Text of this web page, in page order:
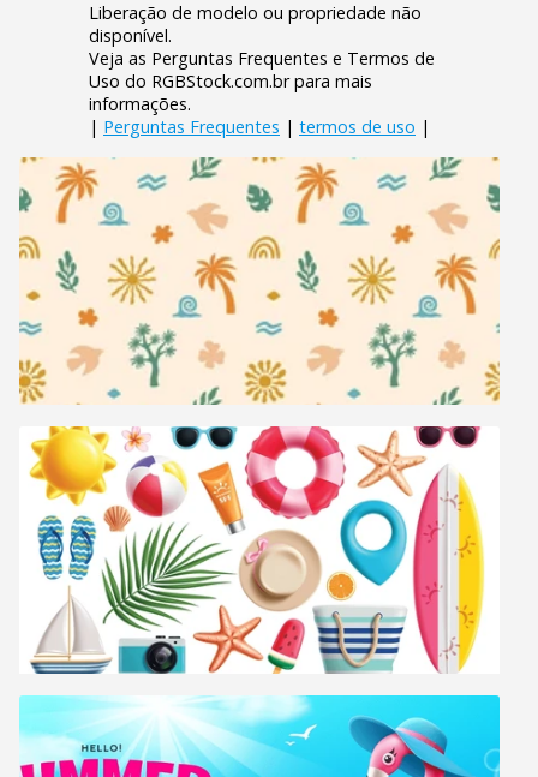
Liberação de modelo ou propriedade não
disponível.
Veja as Perguntas Frequentes e Termos de
Uso do RGBStock.com.br para mais
informações.
| Perguntas Frequentes | termos de uso |